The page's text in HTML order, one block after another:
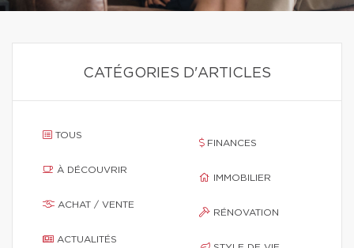
CATÉGORIES D'ARTICLES
TOUS
À DÉCOUVRIR
ACHAT / VENTE
ACTUALITÉS
FINANCES
IMMOBILIER
RÉNOVATION